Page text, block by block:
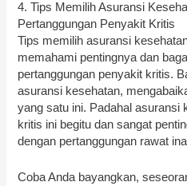
4. Tips Memilih Asuransi
Pertanggungan Penyakit Kritis
Tips memilih asuransi
memahami pentingnya dan
pertanggungan penyakit kritis.
asuransi kesehatan,
yang satu ini. Padahal asuransi
kritis ini begitu dan sangat
dengan pertanggungan rawat
Coba Anda bayangkan,